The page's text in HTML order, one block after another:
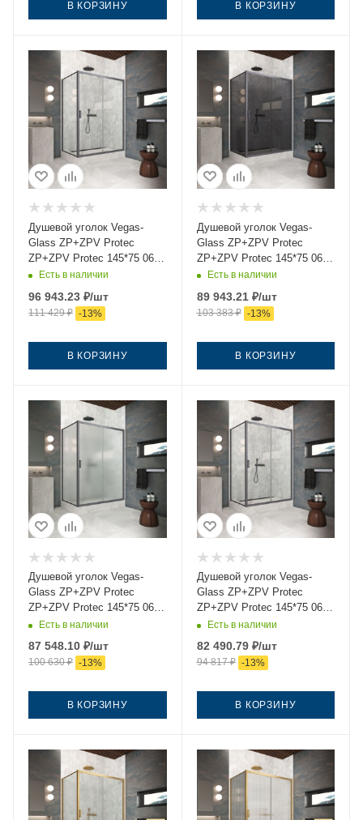
В КОРЗИНУ В КОРЗИНУ
Душевой уголок Vegas-
Glass ZP+ZPV Protec
ZP+ZPV Protec 145*75 06
crystalvision 145х75 стекло
вороненая сталь без
поддона
Есть в наличии
96 943.23 ₽/шт
111 429₽ -13%
В КОРЗИНУ
Душевой уголок Vegas-
Glass ZP+ZPV Protec
ZP+ZPV Protec 145*75 06
07 145х75 стекло
вороненая сталь без
поддона
Есть в наличии
89 943.21₽/шт
103 383₽ -13%
В КОРЗИНУ
Душевой уголок Vegas-
Glass ZP+ZPV Protec
ZP+ZPV Protec 145*75 06
10 145х75 стекло матовое
профиль вороненая сталь
без поддона
Есть в наличии
87 548.10 ₽/шт
100 630₽ -13%
В КОРЗИНУ
Душевой уголок Vegas-
Glass ZP+ZPV Protec
ZP+ZPV Protec 145*75 06
01 145х75 стекло
прозрачное профиль
вороненая сталь без
поддона
Есть в наличии
82 490.79₽/шт
94 817₽ -13%
В КОРЗИНУ